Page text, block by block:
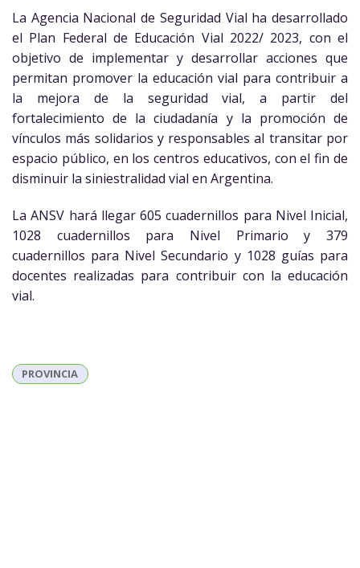
La Agencia Nacional de Seguridad Vial ha desarrollado
el Plan Federal de Educación Vial 2022/ 2023, con el
objetivo de implementar y desarrollar acciones que
permitan promover la educación vial para contribuir a
la mejora de la seguridad vial, a partir del
fortalecimiento de la ciudadanía y la promoción de
vínculos más solidarios y responsables al transitar por
espacio público, en los centros educativos, con el fin de
disminuir la siniestralidad vial en Argentina.
La ANSV hará llegar 605 cuadernillos para Nivel Inicial,
1028 cuadernillos para Nivel Primario y 379
cuadernillos para Nivel Secundario y 1028 guías para
docentes realizadas para contribuir con la educación
vial.
PROVINCIA